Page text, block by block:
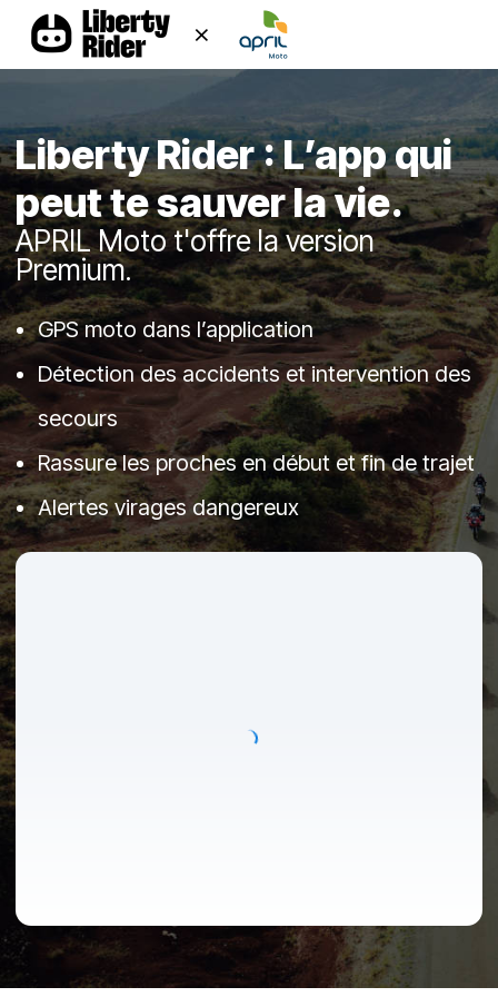
⨯
Liberty Rider : L’app qui
peut te sauver la vie.
APRIL Moto t'offre la version
Premium.
GPS moto dans l’application
Détection des accidents et intervention des
secours
Rassure les proches en début et fin de trajet
Alertes virages dangereux